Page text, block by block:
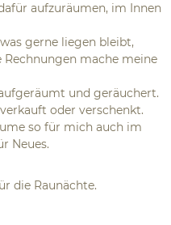
aufzuräumen, im Innen
gerne liegen bleibt,
Rechnungen mache meine
und geräuchert.
oder verschenkt.
so für mich auch im
Neues.
die Raunächte.